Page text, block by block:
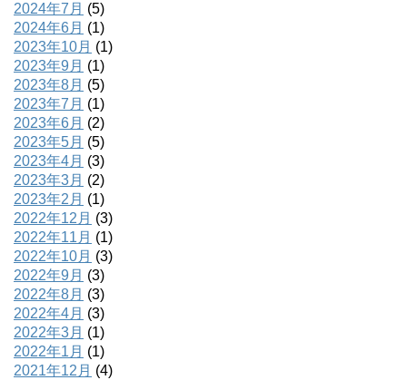
2024年7月 (5)
2024年6月 (1)
2023年10月 (1)
2023年9月 (1)
2023年8月 (5)
2023年7月 (1)
2023年6月 (2)
2023年5月 (5)
2023年4月 (3)
2023年3月 (2)
2023年2月 (1)
2022年12月 (3)
2022年11月 (1)
2022年10月 (3)
2022年9月 (3)
2022年8月 (3)
2022年4月 (3)
2022年3月 (1)
2022年1月 (1)
2021年12月 (4)